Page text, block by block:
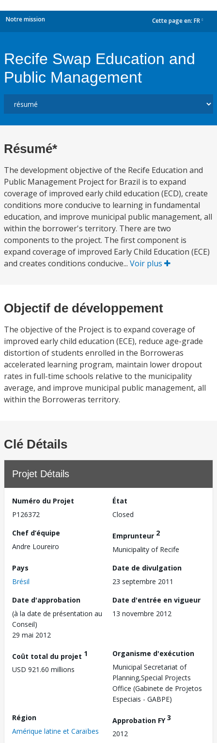
Notre mission Cette page en: FR
Recife Swap Education and
Public Management
Résumé*
The development objective of the Recife Education and
Public Management Project for Brazil is to expand
coverage of improved early child education (ECD), create
conditions more conducive to learning in fundamental
education, and improve municipal public management, all
within the borrower's territory. There are two
components to the project. The first component is
expand coverage of improved Early Child Education (ECE)
and creates conditions conducive... Voir plus
Objectif de développement
The objective of the Project is to expand coverage of
improved early child education (ECE), reduce age-grade
distortion of students enrolled in the Borroweras
accelerated learning program, maintain lower dropout
rates in full-time schools relative to the municipality
average, and improve municipal public management, all
within the Borroweras territory.
Clé Détails
Projet Détails
Numéro du Projet
P126372
État
Closed
Chef d’équipe
Andre Loureiro
Emprunteur 2
Municipality of Recife
Pays
Brésil
Date de divulgation
23 septembre 2011
Date d'approbation
(à la date de présentation au
Conseil)
29 mai 2012
Date d'entrée en vigueur
13 novembre 2012
Coût total du projet 1
USD 921.60 millions
Organisme d'exécution
Municipal Secretariat of
Planning,Special Projects
Office (Gabinete de Projetos
Especiais - GABPE)
Région
Amérique latine et Caraïbes
Approbation FY3
2012